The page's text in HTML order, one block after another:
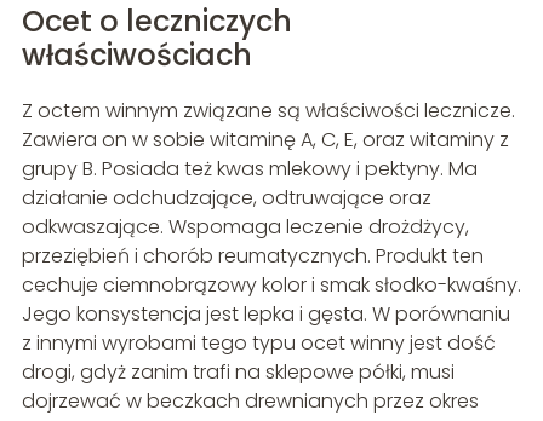
Ocet o leczniczych
właściwościach
Z octem winnym związane są właściwości lecznicze.
Zawiera on w sobie witaminę A, C, E, oraz witaminy z
grupy B. Posiada też kwas mlekowy i pektyny. Ma
działanie odchudzające, odtruwające oraz
odkwaszające. Wspomaga leczenie drożdżycy,
przeziębień i chorób reumatycznych. Produkt ten
cechuje ciemnobrązowy kolor i smak słodko-kwaśny.
Jego konsystencja jest lepka i gęsta. W porównaniu
z innymi wyrobami tego typu ocet winny jest dość
drogi, gdyż zanim trafi na sklepowe półki, musi
dojrzewać w beczkach drewnianych przez okres